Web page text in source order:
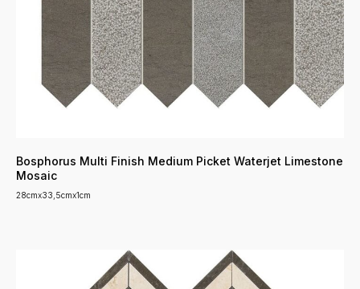
Bosphorus Multi Finish Medium Picket Waterjet Limestone
Mosaic
28cmx33,5cmx1cm